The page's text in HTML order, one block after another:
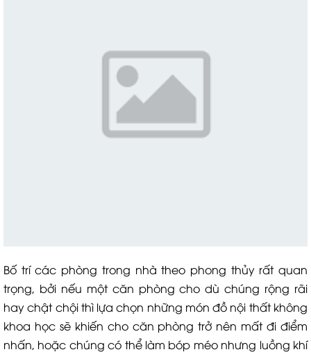
Bố trí các phòng trong nhà theo phong thủy rất quan
trọng, bởi nếu một căn phòng cho dù chúng rộng rãi
hay chật chội thì lựa chọn những món đồ nội thất không
khoa học sẽ khiến cho căn phòng trở nên mất đi điểm
nhấn, hoặc chúng có thể làm bóp méo nhưng luồng khí